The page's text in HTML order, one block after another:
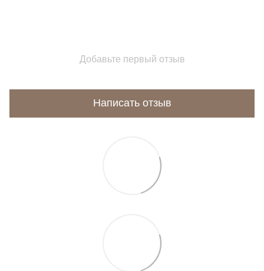
Добавьте первый отзыв
Написать отзыв